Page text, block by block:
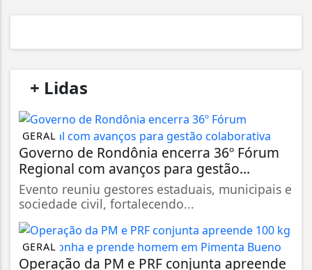
+ Lidas
GERAL
Governo de Rondônia encerra 36º Fórum
Regional com avanços para gestão...
Evento reuniu gestores estaduais, municipais e
sociedade civil, fortalecendo...
GERAL
Operação da PM e PRF conjunta apreende